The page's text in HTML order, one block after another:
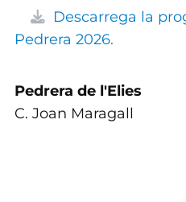
Descarrega la
Pedrera 2026.
Pedrera de l'Elies
C. Joan Maragall